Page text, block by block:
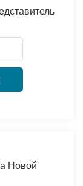
Новой